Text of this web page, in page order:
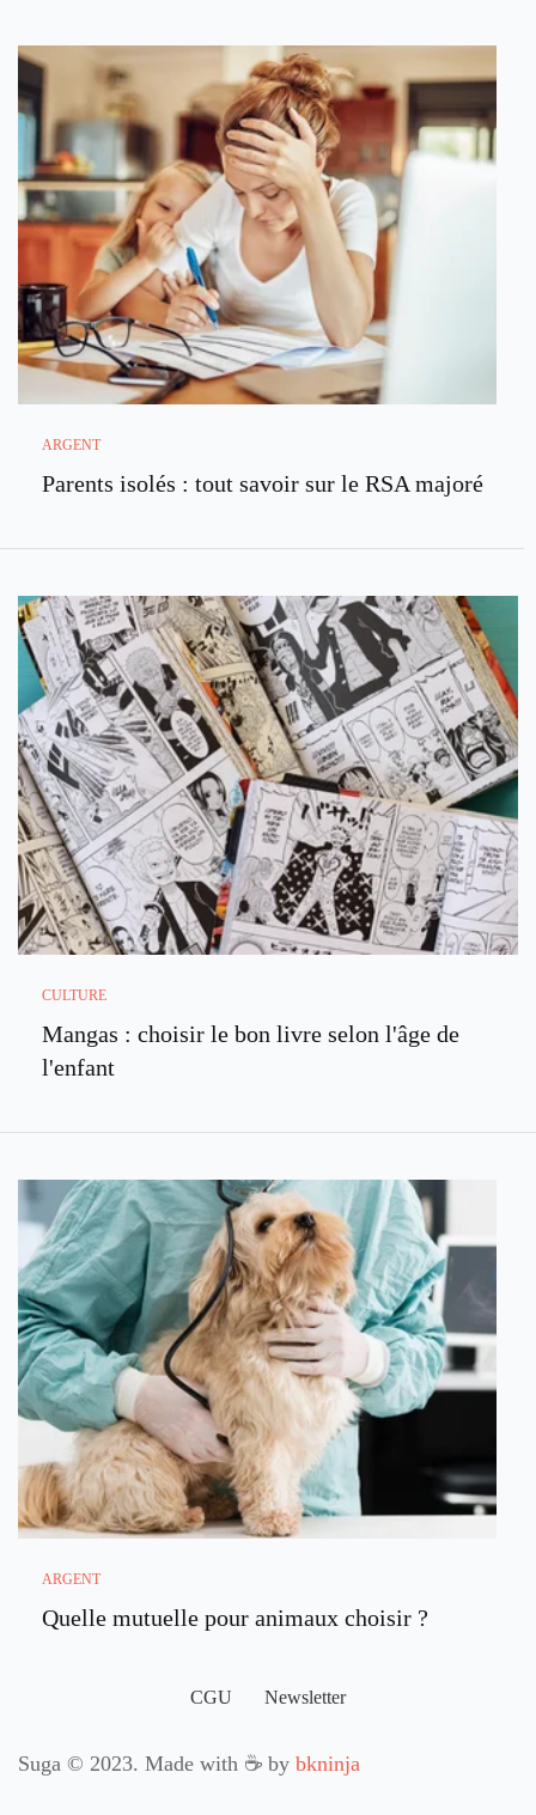
ARGENT
Parents isolés : tout savoir sur le RSA majoré
CULTURE
Mangas : choisir le bon livre selon l'âge de
l'enfant
ARGENT
Quelle mutuelle pour animaux choisir ?
CGU Newsletter
Suga © 2023. Made with ☕ by bkninja